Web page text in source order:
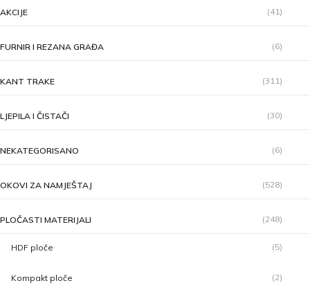
AKCIJE (41)
FURNIR I REZANA GRAĐA (6)
KANT TRAKE (311)
LJEPILA I ČISTAČI (30)
NEKATEGORISANO (6)
OKOVI ZA NAMJEŠTAJ (528)
PLOČASTI MATERIJALI (248)
HDF ploče (5)
Kompakt ploče (2)